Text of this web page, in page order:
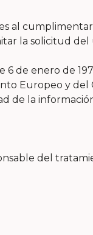
al
la solicitud del
de enero de
Europeo y del
de la
del